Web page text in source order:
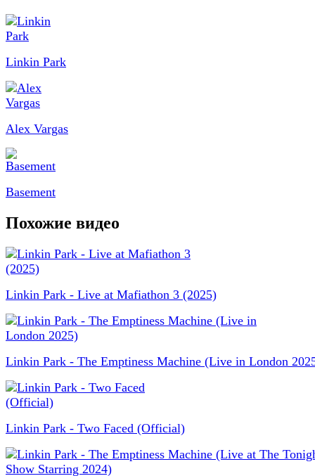
Linkin Park
Alex Vargas
Basement
Похожие видео
Linkin Park - Live at Mafiathon 3 (2025)
Linkin Park - The Emptiness Machine (Live in London
Linkin Park - Two Faced (Official)